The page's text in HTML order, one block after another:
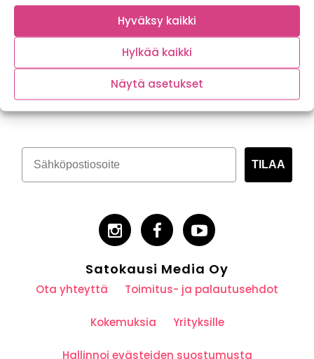
Hyväksy kaikki
Hylkää kaikki
Näytä asetukset
Tilaa kasvispitoinen uutiskirje
TILAA
Satokausi Media Oy
Ota yhteyttä Toimitus- ja palautusehdot
Kokemuksia Yrityksille
Hallinnoi evästeiden suostumusta